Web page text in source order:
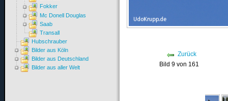
Zurück
Bild 9 von 161
Fokker
Mc Donell Douglas
Saab
Transall
Hubschrauber
Bilder aus Köln
Bilder aus Deutschland
Bilder aus aller Welt